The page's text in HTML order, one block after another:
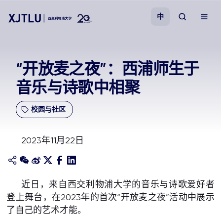
招生
科研
学院
关于我们
中
“开放麦之夜”：西浦师生于
音乐与诗歌中相聚
校园与社区
2023年11月22日
近日，来自西交利物浦大学的音乐与诗歌爱好者
登上舞台，在2023年的首次“开放麦之夜”活动中展示
了自己的艺术才能。